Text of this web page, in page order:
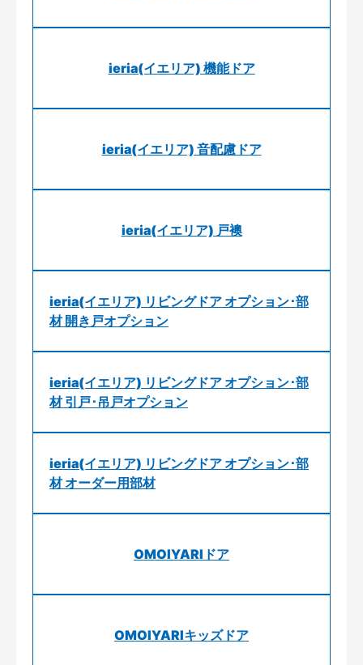
ieria(イエリア) 機能ドア
ieria(イエリア) 音配慮ドア
ieria(イエリア) 戸襖
ieria(イエリア) リビングドア オプション･部
材 開き戸オプション
ieria(イエリア) リビングドア オプション･部
材 引戸･吊戸オプション
ieria(イエリア) リビングドア オプション･部
材 オーダー用部材
OMOIYARIドア
OMOIYARIキッズドア